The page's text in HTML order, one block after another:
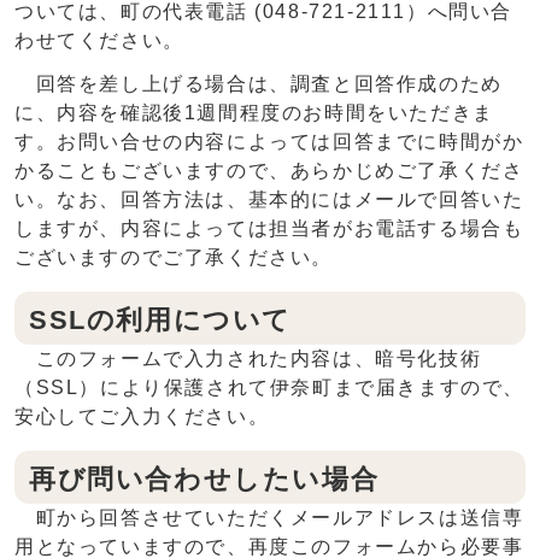
ついては、町の代表電話 (048-721-2111）へ問い合
わせてください。
回答を差し上げる場合は、調査と回答作成のため
に、内容を確認後1週間程度のお時間をいただきま
す。お問い合せの内容によっては回答までに時間がか
かることもございますので、あらかじめご了承くださ
い。なお、回答方法は、基本的にはメールで回答いた
しますが、内容によっては担当者がお電話する場合も
ございますのでご了承ください。
SSLの利用について
このフォームで入力された内容は、暗号化技術
（SSL）により保護されて伊奈町まで届きますので、
安心してご入力ください。
再び問い合わせしたい場合
町から回答させていただくメールアドレスは送信専
用となっていますので、再度このフォームから必要事